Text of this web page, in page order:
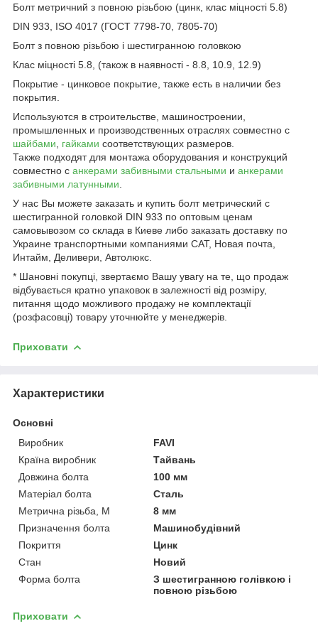
Болт метричний з повною різьбою (цинк, клас міцності 5.8)
DIN 933, ISO 4017 (ГОСТ 7798-70, 7805-70)
Болт з повною різьбою і шестигранною головкою
Клас міцності 5.8, (також в наявності - 8.8, 10.9, 12.9)
Покрытие - цинковое покрытие, также есть в наличии без
покрытия.
Используются в строительстве, машиностроении,
промышленных и производственных отраслях совместно с
шайбами
гайками соответствующих размеров.
Также подходят для монтажа оборудования и конструкций
совместно с анкерами забивными стальными и анкерами
забивными латунными
У нас Вы можете заказать и купить болт метрический с
шестигранной головкой DIN 933 по оптовым ценам
самовывозом со склада в Киеве либо заказать доставку по
Украине транспортными компаниями САТ, Новая почта,
Интайм, Деливери, Автолюкс.
* Шановні покупці, звертаємо Вашу увагу на те, що продаж
відбувається кратно упаковок в залежності від розміру,
питання щодо можливого продажу не комплектації
(розфасовці) товару уточнюйте у менеджерів.
Приховати
Характеристики
Основні
Виробник
FAVI
Країна виробник
Тайвань
Довжина болта
100 мм
Матеріал болта
Сталь
Метрична різьба, М
8 мм
Призначення болта
Машинобудівний
Покриття
Цинк
Стан
Новий
Форма болта
З шестигранною голівкою і
повною різьбою
Приховати